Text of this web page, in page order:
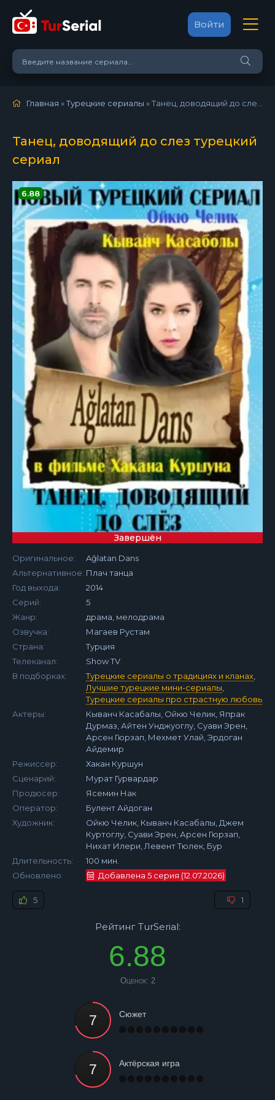
Войти
Главная »Турецкие сериалы » Танец, доводящий до слез (2014)
Танец, доводящий до слез турецкий
сериал
6.88
Завершён
Оригинальное:
Ağlatan Dans
Альтернативное: Плач танца
Год выхода:
2014
Серий:
5
Жанр:
драма, мелодрама
Озвучка:
Магаев Рустам
Страна:
Турция
Телеканал:
Show TV
В подборках:
Турецкие сериалы о традициях и кланах
Лучшие турецкие мини-сериалы
Турецкие сериалы про страстную любовь
Актеры:
Кыванч Касабалы, Ойкю Челик, Япрак
Дурмаз, Айтен Унджуоглу, Суави Эрен,
Арсен Гюрзап, Мехмет Улай, Эрдоган
Айдемир
Режиссер:
Хакан Куршун
Сценарий:
Мурат Гурвардар
Продюсер:
Ясемин Нак
Оператор:
Булент Айдоган
Художник:
Ойкю Челик, Кыванч Касабалы, Джем
Куртоглу, Суави Эрен, Арсен Гюрзап,
Нихат Илери, Левент Тюлек, Бур
Длительность:
100 мин.
Обновлено:
Добавлена 5 серия (12.07.2026)
5 1
Рейтинг TurSerial:
6.88
Оценок: 2
Сюжет
Актёрская игра